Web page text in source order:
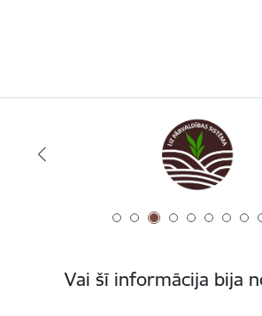
Vai šī informācija bija